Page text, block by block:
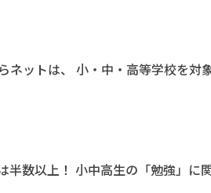
ネットは、 小・中・高等学校を
数以上！ 小中高生の「勉強」に